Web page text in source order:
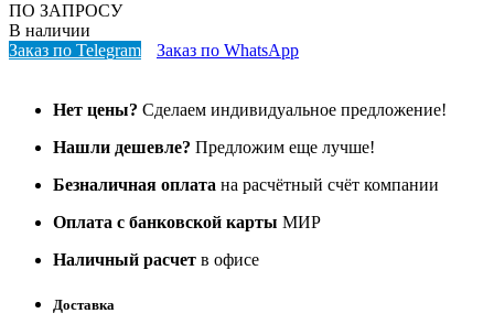
ПО ЗАПРОСУ
В наличии
Заказ по Telegram
Заказ по WhatsApp
Нет цены? Сделаем индивидуальное предложение!
Нашли дешевле? Предложим еще лучше!
Безналичная оплата на расчётный счёт компании
Оплата с банковской карты МИР
Наличный расчет в офисе
Доставка